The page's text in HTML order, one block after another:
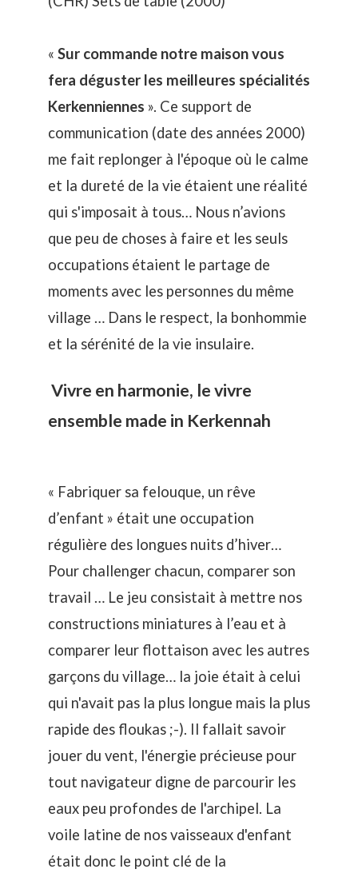
« Sur commande notre maison vous
fera déguster les meilleures spécialités
Kerkenniennes ». Ce support de
communication (date des années 2000)
me fait replonger à l'époque où le calme
et la dureté de la vie étaient une réalité
qui s'imposait à tous… Nous n’avions
que peu de choses à faire et les seuls
occupations étaient le partage de
moments avec les personnes du même
village … Dans le respect, la bonhommie
et la sérénité de la vie insulaire.
Vivre en harmonie, le vivre
ensemble made in Kerkennah
« Fabriquer sa felouque, un rêve
d’enfant » était une occupation
régulière des longues nuits d’hiver…
Pour challenger chacun, comparer son
travail … Le jeu consistait à mettre nos
constructions miniatures à l’eau et à
comparer leur flottaison avec les autres
garçons du village… la joie était à celui
qui n'avait pas la plus longue mais la plus
rapide des floukas ;-). Il fallait savoir
jouer du vent, l'énergie précieuse pour
tout navigateur digne de parcourir les
eaux peu profondes de l'archipel. La
voile latine de nos vaisseaux d'enfant
était donc le point clé de la